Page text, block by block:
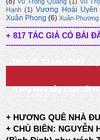
Vũ Trọng Quang (1) Vũ
Hạnh (1) Vương Hoài Uyên
Xuân Phong (6) Xuân Phương
+ 817 TÁC GIẢ CÓ BÀI
TRỞ VỀ TRANG CHỦ
Trang Web này chạy tốt
+ HƯƠNG QUÊ NHÀ
+ CHỦ BIÊN: